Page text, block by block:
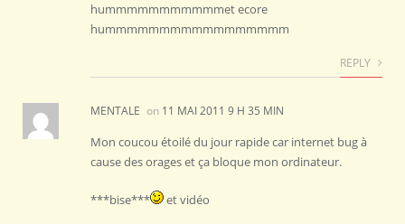
hummmmmmmmmmmet ecore
hummmmmmmmmmmmmmmmm
REPLY
MENTALE on 11 MAI 2011 9 H 35 MIN
Mon coucou étoilé du jour rapide car internet bug à
cause des orages et ça bloque mon ordinateur.
***bise*** et vidéo